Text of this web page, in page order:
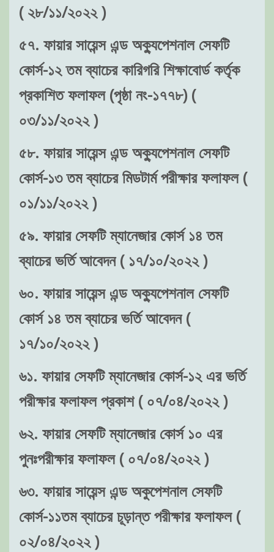
( ২৮/১১/২০২২ )
৫৭. ফায়ার সায়েন্স এন্ড অক্যুপেশনাল সেফটি
কোর্স-১২ তম ব্যাচের কারিগরি শিক্ষাবোর্ড কর্তৃক
প্রকাশিত ফলাফল (পৃষ্ঠা নং-১৭৭৮) (
০৩/১১/২০২২ )
৫৮. ফায়ার সায়েন্স এন্ড অক্যুপেশনাল সেফটি
কোর্স-১৩ তম ব্যাচের মিডটার্ম পরীক্ষার ফলাফল (
০১/১১/২০২২ )
৫৯. ফায়ার সেফটি ম্যানেজার কোর্স ১৪ তম
ব্যাচের ভর্তি আবেদন ( ১৭/১০/২০২২ )
৬০. ফায়ার সায়েন্স এন্ড অক্যুপেশনাল সেফটি
কোর্স ১৪ তম ব্যাচের ভর্তি আবেদন (
১৭/১০/২০২২ )
৬১. ফায়ার সেফটি ম্যানেজার কোর্স-১২ এর ভর্তি
পরীক্ষার ফলাফল প্রকাশ ( ০৭/০৪/২০২২ )
৬২. ফায়ার সেফটি ম্যানেজার কোর্স ১০ এর
পুনঃপরীক্ষার ফলাফল ( ০৭/০৪/২০২২ )
৬৩. ফায়ার সায়েন্স এন্ড অকুপেশনাল সেফটি
কোর্স-১১তম ব্যাচের চূড়ান্ত পরীক্ষার ফলাফল (
০২/০৪/২০২২ )